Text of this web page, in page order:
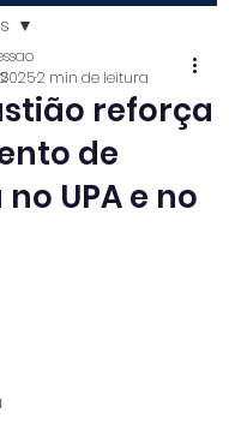
reforça
de
UPA e no
2 min de leitura